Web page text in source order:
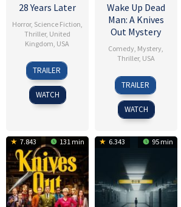
28 Years Later
Horror, Science Fiction
Thriller, United
Kingdom USA
18
Jun
2025
Danny
Boyle
TRAILER
WATCH
Wake Up Dead
Man: A Knives
Out Mystery
Comedy Mystery
Thriller, USA
26
Nov
2025
Rian
Johnson
TRAILER
WATCH
7.843 131 min 6.343 95 min